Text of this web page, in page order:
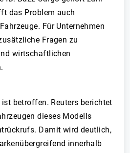
das Problem auch
Für Unternehmen
Fragen zu
wirtschaftlichen
betroffen. Reuters berichtet
dieses Modells
Damit wird deutlich,
innerhalb